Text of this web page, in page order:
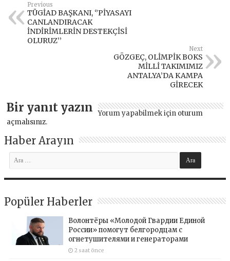
Previous
TÜGİAD BAŞKANI, ‘’PİYASAYI
CANLANDIRACAK
İNDİRİMLERİN DESTEKÇİSİ
OLURUZ’’
Next
GÖZGEÇ, OLİMPİK BOKS
MİLLİ TAKIMIMIZ
ANTALYA’DA KAMPA
GİRECEK
Bir yanıt yazın Yorum yapabilmek için oturum
açmalısınız.
Haber Arayın
Popüler Haberler
Волонтёры «Молодой Гвардии Единой
России» помогут белгородцам с
огнетушителями и генераторами
2 saat önce